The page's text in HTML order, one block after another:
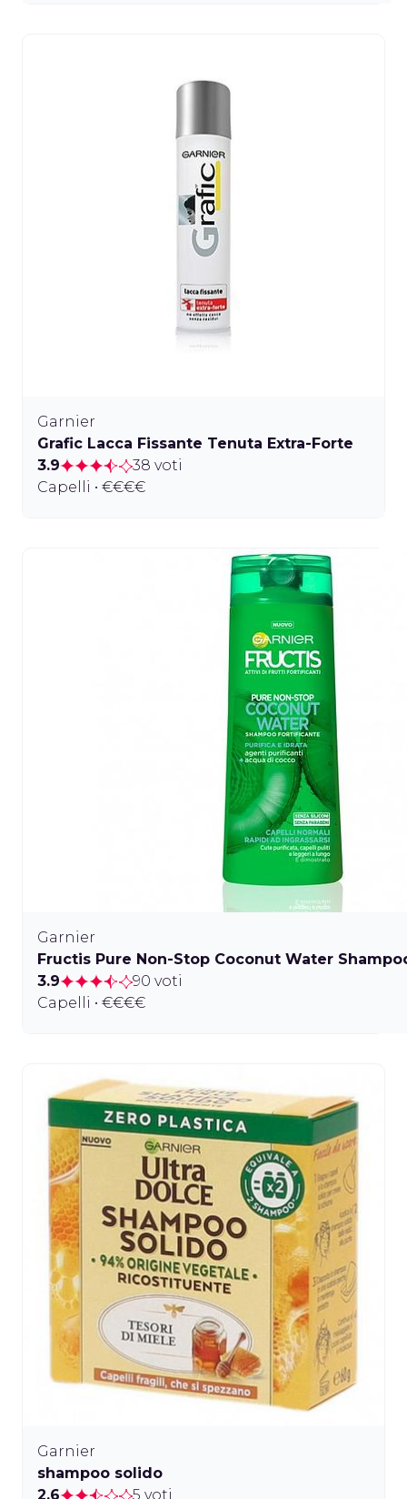
Garnier
Grafic Lacca Fissante Tenuta Extra-Forte
3.9
38 voti
Capelli • €€€€
Garnier
Fructis Pure Non-Stop Coconut Water
3.9
90 voti
Capelli • €€€€
Garnier
shampoo solido
2.6
5 voti